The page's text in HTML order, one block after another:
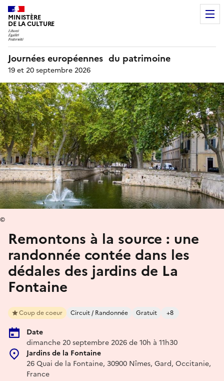
MINISTÈRE
DE LA CULTURE
Journées européennes du patrimoine
19 et 20 septembre 2026
Remontons à la source : une
randonnée contée dans les
dédales des jardins de La
Fontaine
Coup de coeur Circuit / Randonnée Gratuit +8
Date
dimanche 20 septembre 2026 de 10h à 11h30
Jardins de la Fontaine
26 Quai de la Fontaine, 30900 Nîmes, Gard, Occitanie,
France
©